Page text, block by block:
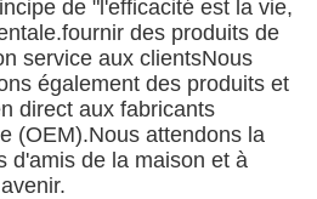
de "l'efficacité est la vie,
des produits de
service aux clientsNous
également des produits et
direct aux fabricants
(OEM).Nous attendons la
d'amis de la maison et à